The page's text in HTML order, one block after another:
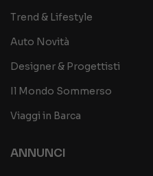
Trend & Lifestyle
Auto Novità
Designer & Progettisti
Il Mondo Sommerso
Viaggi in Barca
ANNUNCI